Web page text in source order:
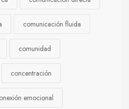
comunicación fluida
comunidad
concentración
emocional